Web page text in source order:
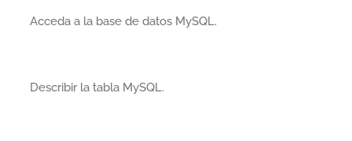
Acceda a la base de datos MySQL.
Describir la tabla MySQL.